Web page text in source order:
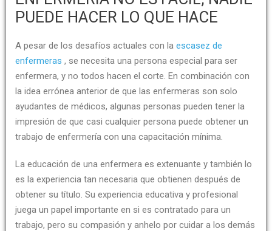
PUEDE HACER LO QUE HACE
A pesar de los desafíos actuales con la escasez de
enfermeras , se necesita una persona especial para ser
enfermera, y no todos hacen el corte. En combinación con
la idea errónea anterior de que las enfermeras son solo
ayudantes de médicos, algunas personas pueden tener la
impresión de que casi cualquier persona puede obtener un
trabajo de enfermería con una capacitación mínima.
La educación de una enfermera es extenuante y también lo
es la experiencia tan necesaria que obtienen después de
obtener su título. Su experiencia educativa y profesional
juega un papel importante en si es contratado para un
trabajo, pero su compasión y anhelo por cuidar a los demás